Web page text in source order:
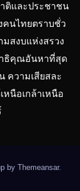
ติและประชาชน
คนไทยตราบชั่ว
มสงบแห่งสรวง
ธิคุณอันหาที่สุด
ความเสียสละ
หนือเกล้าเหนือ
by Themeansar.